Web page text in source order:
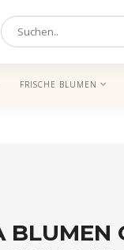
FRISCHE BLUMEN
BLUMEN